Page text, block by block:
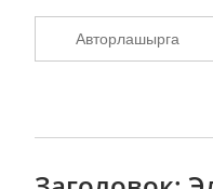
Авторлашырга